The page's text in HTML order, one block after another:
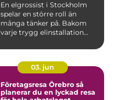
En elgrossist i Stockholm
spelar en större roll än
många tänker på. Bakom
varje trygg elinstallation...
03. jun
Företagsresa Örebro så
planerar du en lyckad resa